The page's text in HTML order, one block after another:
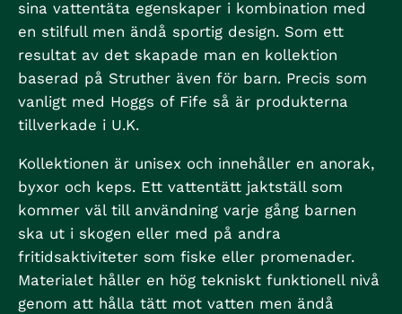
sina vattentäta egenskaper i kombination med
en stilfull men ändå sportig design. Som ett
resultat av det skapade man en kollektion
baserad på Struther även för barn. Precis som
vanligt med Hoggs of Fife så är produkterna
tillverkade i U.K.
Kollektionen är unisex och innehåller en anorak,
byxor och keps. Ett vattentätt jaktställ som
kommer väl till användning varje gång barnen
ska ut i skogen eller med på andra
fritidsaktiviteter som fiske eller promenader.
Materialet håller en hög tekniskt funktionell nivå
genom att hålla tätt mot vatten men ändå